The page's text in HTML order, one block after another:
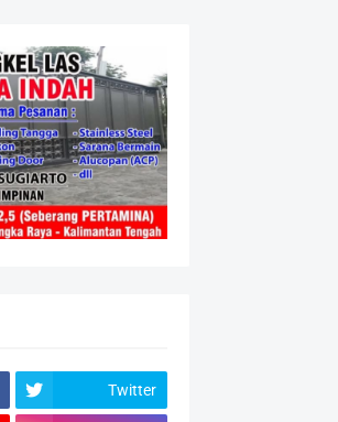
Twitter